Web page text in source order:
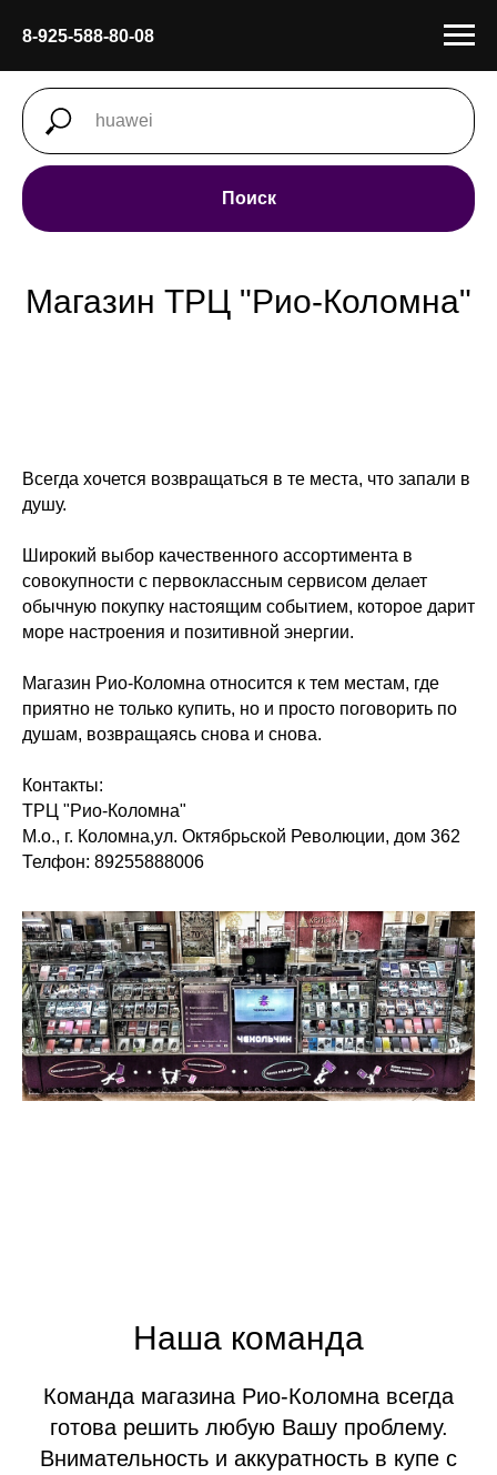
8-925-588-80-08
Поиск
Магазин ТРЦ "Рио-Коломна"
Всегда хочется возвращаться в те места, что запали в
душу.
Широкий выбор качественного ассортимента в
совокупности с первоклассным сервисом делает
обычную покупку настоящим событием, которое дарит
море настроения и позитивной энергии.
Магазин Рио-Коломна относится к тем местам, где
приятно не только купить, но и просто поговорить по
душам, возвращаясь снова и снова.
Контакты:
ТРЦ "Рио-Коломна"
М.о., г. Коломна,ул. Октябрьской Революции, дом 362
Телфон: 89255888006
Наша команда
Команда магазина Рио-Коломна всегда
готова решить любую Вашу проблему.
Внимательность и аккуратность в купе с